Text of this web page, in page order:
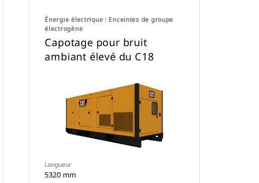
Énergie électrique : Enceintes de groupe
électrogène
Capotage pour bruit
ambiant élevé du C18
Longueur
5320 mm